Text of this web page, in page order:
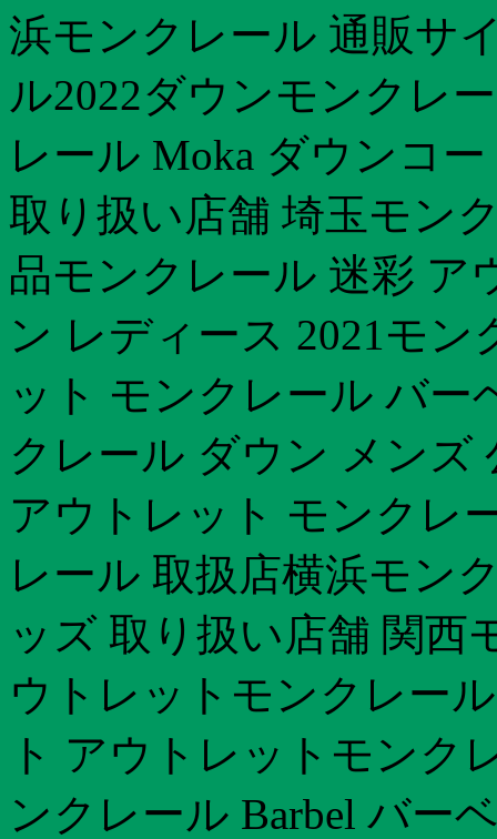
浜モンクレール 通販サ
ル2022ダウンモンクレ
レール Moka ダウンコ
取り扱い店舗 埼玉モン
品モンクレール 迷彩 ア
ン レディース 2021モ
ット モンクレール バ
クレール ダウン メンズ
アウトレット モンクレ
レール 取扱店横浜モン
ッズ 取り扱い店舗 関西
ウトレットモンクレー
ト アウトレットモンク
ンクレール Barbel バー